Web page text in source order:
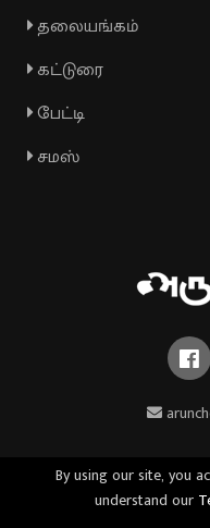
தலையங்கம்
கட்டுரை
பேட்டி
சமஸ்
By using our site, you
understand our